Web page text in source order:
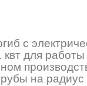
с
для
на